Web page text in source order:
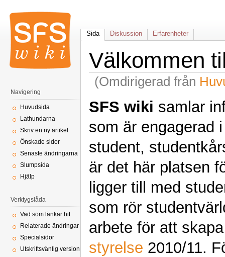
Välkommen
(Omdirigerad från
SFS wiki samlar
som är engagerad
student,
är det här platsen
ligger till med
som rör
arbete för att
styrelse 2010/11.
Sida Diskussion Erfarenheter
Navigering
Huvudsida
Lathundarna
Skriv en ny artikel
Önskade sidor
Senaste ändringarna
Slumpsida
Hjälp
Verktygslåda
Vad som länkar hit
Relaterade ändringar
Specialsidor
Utskriftsvänlig version